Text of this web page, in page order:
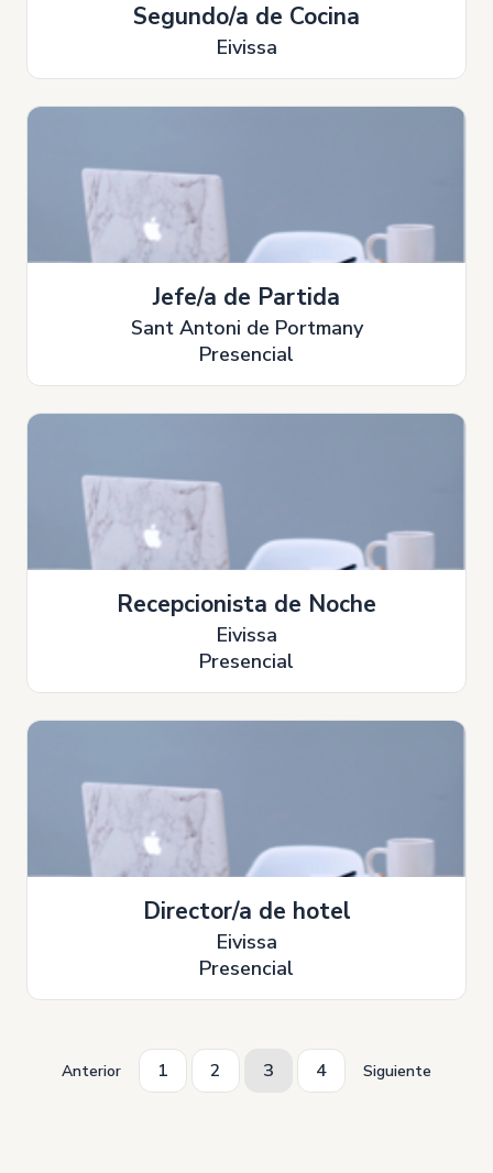
Segundo/a de Cocina
Eivissa
Jefe/a de Partida
Sant Antoni de Portmany
Presencial
Recepcionista de Noche
Eivissa
Presencial
Director/a de hotel
Eivissa
Presencial
Anterior 1 2 3 4 Siguiente